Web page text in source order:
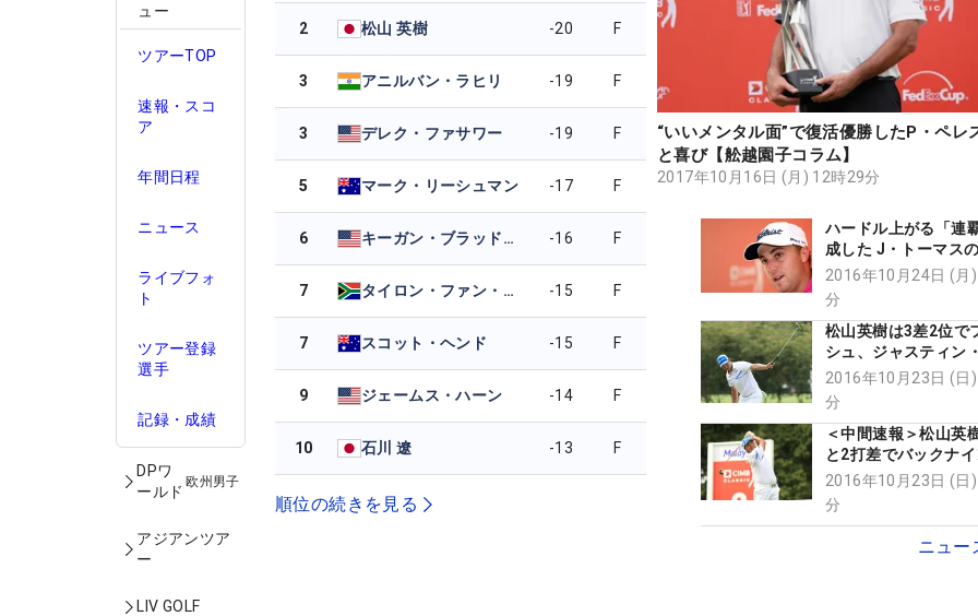
ュー
ツアーTOP
速報・スコ
ア
年間日程
ニュース
ライブフォ
ト
ツアー登録
選手
記録・成績
DPワ
ールド
欧州男子
アジアンツア
ー
LIV GOLF
2 松山 英樹 -20 F
3 アニルバン・ラヒリ -19 F
3 デレク・ファサワー -19 F
5 マーク・リーシュマン -17 F
6 キーガン・ブラッドリー -16 F
7 タイロン・ファン・アスウェーゲン -15 F
7 スコット・ヘンド -15 F
9 ジェームス・ハーン -14 F
10 石川 遼 -13 F
順位の続きを見る
“いいメンタル面”で復活優勝したP・ペレ
と喜び【舩越園子コラム】
2017年10月16日 (月) 12時29分
ハードル上がる「連
成した J・トーマス
【舩越園子コラム】
2016年10月24日 (月
分
松山英樹は3差2位で
シュ、ジャスティン
スが連覇
2016年10月23日 (日
分
＜中間速報＞松山英
と2打差でバックナ
2016年10月23日 (日
分
ニュー